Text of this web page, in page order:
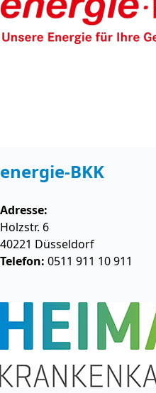
energie-BKK
Adresse:
Holzstr. 6
40221 Düsseldorf
Telefon: 0511 911 10 911